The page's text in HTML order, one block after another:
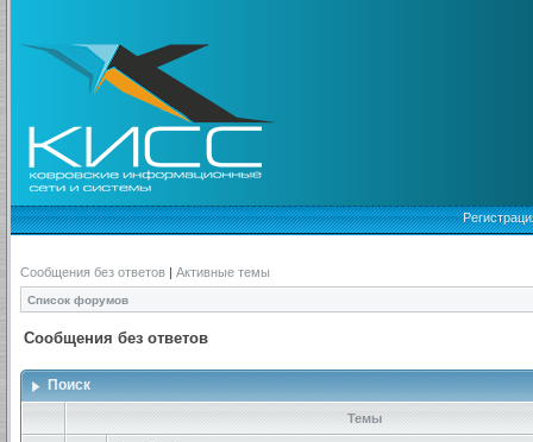
Сообщения без ответов | Активные темы
Список форумов
Сообщения без ответов
Поиск
Темы